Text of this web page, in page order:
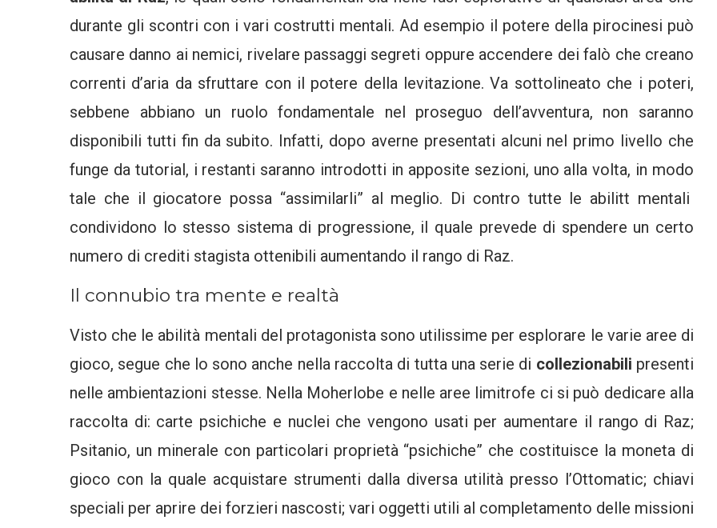
durante gli scontri con i vari costrutti mentali. Ad esempio il potere della pirocinesi può
causare danno ai nemici, rivelare passaggi segreti oppure accendere dei falò che creano
correnti d’aria da sfruttare con il potere della levitazione. Va sottolineato che i poteri,
sebbene abbiano un ruolo fondamentale nel proseguo dell’avventura, non saranno
disponibili tutti fin da subito. Infatti, dopo averne presentati alcuni nel primo livello che
funge da tutorial, i restanti saranno introdotti in apposite sezioni, uno alla volta, in modo
tale che il giocatore possa “assimilarli” al meglio. Di contro tutte le abilitt mentali
condividono lo stesso sistema di progressione, il quale prevede di spendere un certo
numero di crediti stagista ottenibili aumentando il rango di Raz.
Il connubio tra mente e realtà
Visto che le abilità mentali del protagonista sono utilissime per esplorare le varie aree di
gioco, segue che lo sono anche nella raccolta di tutta una serie di collezionabili presenti
nelle ambientazioni stesse. Nella Moherlobe e nelle aree limitrofe ci si può dedicare alla
raccolta di: carte psichiche e nuclei che vengono usati per aumentare il rango di Raz;
Psitanio, un minerale con particolari proprietà “psichiche” che costituisce la moneta di
gioco con la quale acquistare strumenti dalla diversa utilità presso l’Ottomatic; chiavi
speciali per aprire dei forzieri nascosti; vari oggetti utili al completamento delle missioni